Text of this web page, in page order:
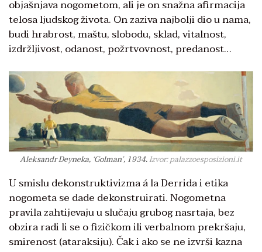
objašnjava nogometom, ali je on snažna afirmacija
telosa ljudskog života. On zaziva najbolji dio u nama,
budi hrabrost, maštu, slobodu, sklad, vitalnost,
izdržljivost, odanost, požrtvovnost, predanost…
Aleksandr Deyneka, ‘Golman’, 1934.Izvor: palazzoesposizioni.it
U smislu dekonstruktivizma á la Derrida i etika
nogometa se dade dekonstruirati. Nogometna
pravila zahtijevaju u slučaju grubog nasrtaja, bez
obzira radi li se o fizičkom ili verbalnom prekršaju,
smirenost (ataraksiju). Čak i ako se ne izvrši kazna